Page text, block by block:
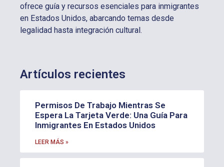
ofrece guía y recursos esenciales para inmigrantes
en Estados Unidos, abarcando temas desde
legalidad hasta integración cultural.
Artículos recientes
Permisos De Trabajo Mientras Se
Espera La Tarjeta Verde: Una Guía Para
Inmigrantes En Estados Unidos
LEER MÁS »